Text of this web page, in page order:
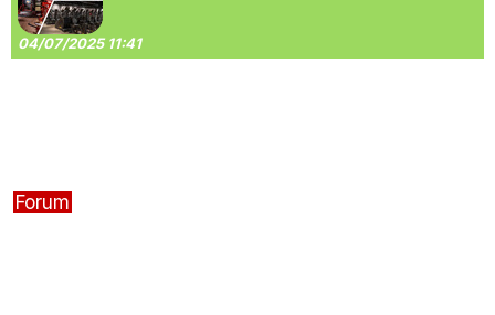
04/07/2025 11:41
Forum